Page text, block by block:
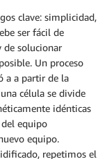
clave: simplicidad,
ser fácil de
de solucionar
Un proceso
a a partir de la
célula se divide
idénticas
equipo
equipo.
repetimos el